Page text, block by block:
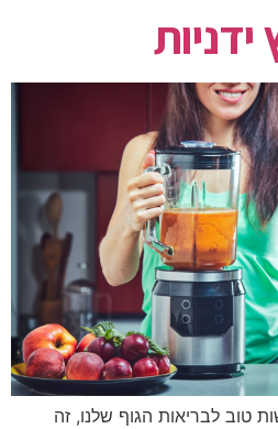
טוב לבריאות הגוף שלנו, זה